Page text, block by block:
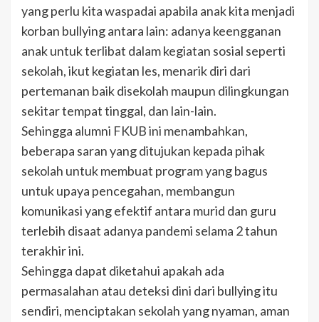
yang perlu kita waspadai apabila anak kita menjadi
korban bullying antara lain: adanya keengganan
anak untuk terlibat dalam kegiatan sosial seperti
sekolah, ikut kegiatan les, menarik diri dari
pertemanan baik disekolah maupun dilingkungan
sekitar tempat tinggal, dan lain-lain.
Sehingga alumni FKUB ini menambahkan,
beberapa saran yang ditujukan kepada pihak
sekolah untuk membuat program yang bagus
untuk upaya pencegahan, membangun
komunikasi yang efektif antara murid dan guru
terlebih disaat adanya pandemi selama 2 tahun
terakhir ini.
Sehingga dapat diketahui apakah ada
permasalahan atau deteksi dini dari bullying itu
sendiri, menciptakan sekolah yang nyaman, aman